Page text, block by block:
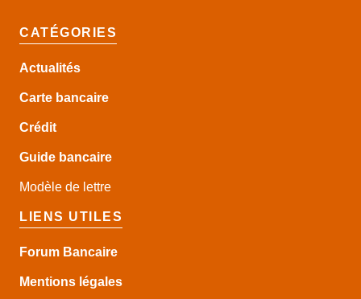
CATÉGORIES
Actualités
Carte bancaire
Crédit
Guide bancaire
Modèle de lettre
LIENS UTILES
Forum Bancaire
Mentions légales